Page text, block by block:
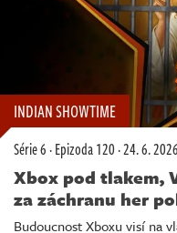
INDIAN SHOWTIME
Série 6·Epizoda 120·24. 6. 2026
Xbox pod tlakem,
za záchranu her
Budoucnost Xboxu visí na